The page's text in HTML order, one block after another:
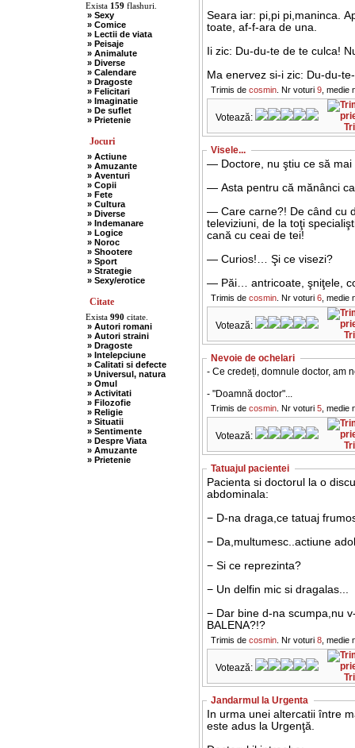
Exista 159 flashuri.
» Sexy
» Comice
» Lectii de viata
» Peisaje
» Animalute
» Diverse
» Calendare
» Dragoste
» Felicitari
» Imaginatie
» De suflet
» Prietenie
Jocuri
» Actiune
» Amuzante
» Aventuri
» Copii
» Fete
» Cultura
» Diverse
» Indemanare
» Logice
» Noroc
» Shootere
» Sport
» Strategie
» Sexy/erotice
Citate
Exista 990 citate.
» Autori romani
» Autori straini
» Dragoste
» Intelepciune
» Calitati si defecte
» Universul, natura
» Omul
» Activitati
» Filozofie
» Religie
» Situatii
» Sentimente
» Despre Viata
» Amuzante
» Prietenie
Seara iar: pi,pi pi,maninca.
toate, af-f-ara de una.
Ii zic: Du-du-te de te culca!
Ma enervez si-i zic: Du-du-
Trimis de cosmin. Nr voturi 9, medie
Votează:
Visele...
— Doctore, nu ştiu ce să
— Asta pentru că mănânci
— Care carne?! De când cu
televiziuni, de la toţi
cană cu ceai de tei!
— Curios!… Şi ce visezi?
— Păi… antricoate, şniţele,
Trimis de cosmin. Nr voturi 6, medie
Votează:
Nevoie de ochelari
- Ce credeți, domnule doctor, am
- "Doamnă doctor"...
Trimis de cosmin. Nr voturi 5, medie
Votează:
Tatuajul pacientei
Pacienta si doctorul la o
abdominala:
− D-na draga,ce tatuaj
− Da,multumesc..actiune
− Si ce reprezinta?
− Un delfin mic si dragalas...
− Dar bine d-na scumpa,nu
BALENA?!?
Trimis de cosmin. Nr voturi 8, medie
Votează:
Jandarmul la Urgenta
In urma unei altercatii între
este adus la Urgenţă.